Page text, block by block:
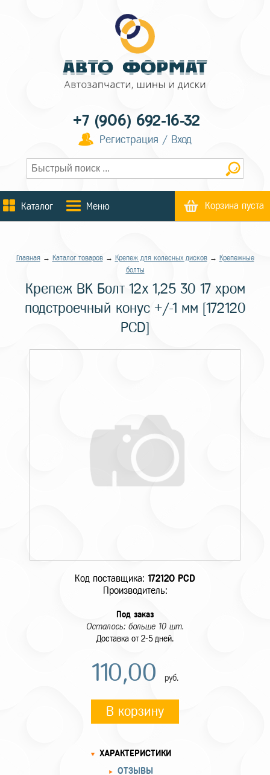
+7 (906) 692-16-32
Регистрация / Вход
Каталог Меню Корзина пуста
Главная→ Каталог товаров→ Крепеж для колесных дисков→ Крепежные
болты
Крепеж BK Болт 12x 1,25 30 17 хром
подстроечный конус +/-1 мм [172120
PCD]
Код поставщика: 172120 PCD
Производитель:
Под заказ
Осталось: больше 10 шт.
Доставка от 2-5 дней.
110,00 руб.
В корзину